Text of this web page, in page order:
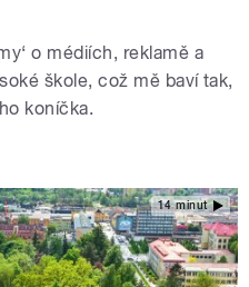
o médiích, reklamě a
škole, což mě baví tak,
koníčka.
14 minut